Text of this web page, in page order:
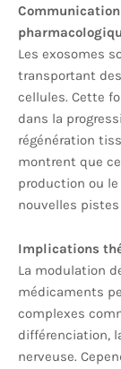
Les exosomes
transportant
cellules. Cette
dans la
régénération
montrent que
production ou
nouvelles
Implications
La modulation
médicaments
complexes
différenciation,
nerveuse.